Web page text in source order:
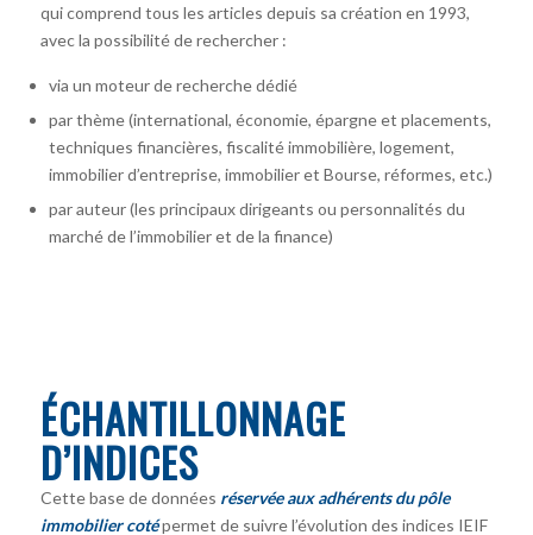
qui comprend tous les articles depuis sa création en 1993,
avec la possibilité de rechercher :
via un moteur de recherche dédié
par thème (international, économie, épargne et placements,
techniques financières, fiscalité immobilière, logement,
immobilier d’entreprise, immobilier et Bourse, réformes, etc.)
par auteur (les principaux dirigeants ou personnalités du
marché de l’immobilier et de la finance)
ÉCHANTILLONNAGE
D’INDICES
Cette base de données réservée aux adhérents du pôle
immobilier coté permet de suivre l’évolution des indices IEIF